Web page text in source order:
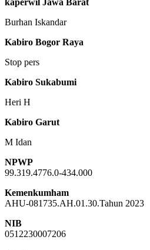
Burhan Iskandar
Kabiro Bogor Raya
Stop pers
Kabiro Sukabumi
Heri H
Kabiro Garut
M Idan
NPWP
99.319.4776.0-434.000
Kemenkumham
AHU-081735.AH.01.30.Tahun 2023
NIB
0512230007206